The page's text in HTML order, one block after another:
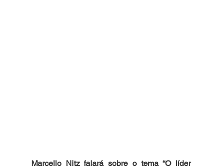
Marcello Nitz falará sobre o tema “O líder